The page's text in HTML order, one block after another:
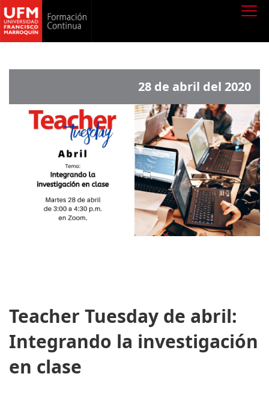
28 de abril del 2020
Teacher Tuesday de abril:
Integrando la investigación
en clase